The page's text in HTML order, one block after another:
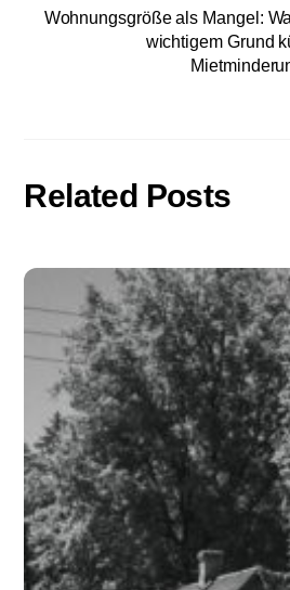
Wohnungsgröße als Mangel:
wichtigem Grund
Related Posts